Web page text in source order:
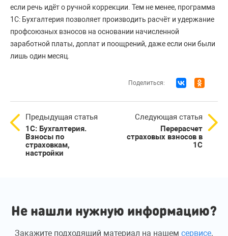
если речь идёт о ручной коррекции. Тем не менее, программа
1С: Бухгалтерия позволяет производить расчёт и удержание
профсоюзных взносов на основании начисленной
заработной платы, доплат и поощрений, даже если они были
лишь один месяц.
Поделиться:
Предыдущая статья
1С: Бухгалтерия.
Взносы по
страховкам,
настройки
Следующая статья
Перерасчет
страховых взносов в
1С
Не нашли нужную информацию?
Закажите подходящий материал на нашем сервисе.